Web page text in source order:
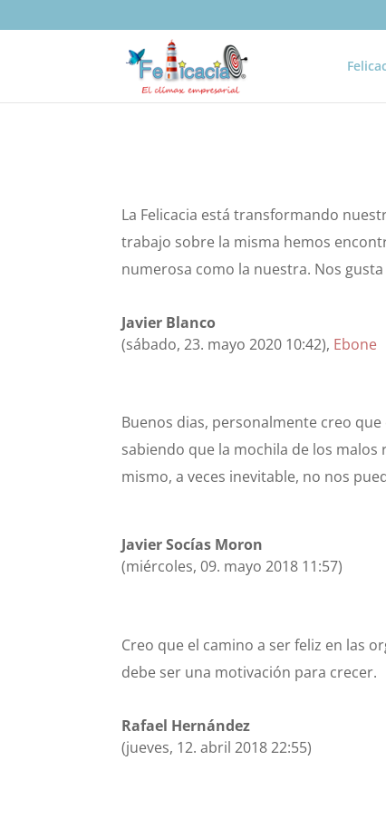
La Felicacia está transformando
trabajo sobre la misma hemos
numerosa como la nuestra. Nos gusta
Javier Blanco
(sábado, 23. mayo 2020 10:42), Ebone
Buenos dias, personalmente creo
sabiendo que la mochila de los malos
mismo, a veces inevitable, no nos
Javier Socías Moron
(miércoles, 09. mayo 2018 11:57)
Creo que el camino a ser feliz en las
debe ser una motivación para crecer.
Rafael Hernández
(jueves, 12. abril 2018 22:55)